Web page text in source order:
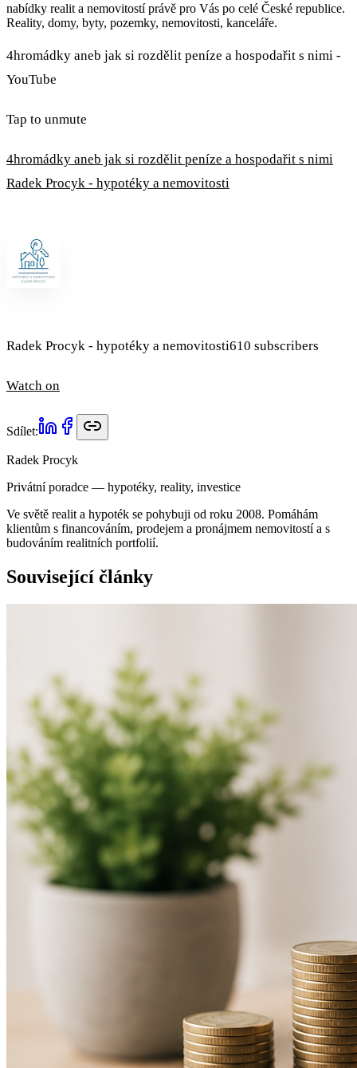
nabídky realit a nemovitostí právě pro Vás po celé České republice.
Reality, domy, byty, pozemky, nemovitosti, kanceláře.
4hromádky aneb jak si rozdělit peníze a hospodařit s nimi -
YouTube
Tap to unmute
4hromádky aneb jak si rozdělit peníze a hospodařit s nimi
Radek Procyk - hypotéky a nemovitosti
Radek Procyk - hypotéky a nemovitosti610 subscribers
Watch on
Sdílet:
Radek Procyk
Privátní poradce — hypotéky, reality, investice
Ve světě realit a hypoték se pohybuji od roku 2008. Pomáhám
klientům s financováním, prodejem a pronájmem nemovitostí a s
budováním realitních portfolií.
Související články